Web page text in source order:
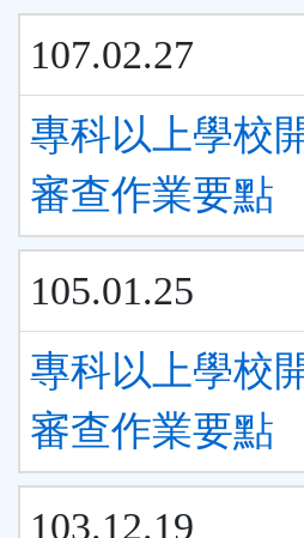
107.02.27
專科以上學校
審查作業要點
105.01.25
專科以上學校
審查作業要點
103.12.19